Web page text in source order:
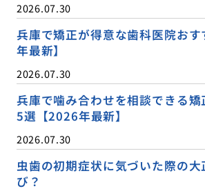
2026.07.30
兵庫で矯正が得意な歯科医院お
年最新】
2026.07.30
兵庫で噛み合わせを相談できる
5選【2026年最新】
2026.07.30
虫歯の初期症状に気づいた際の
び？